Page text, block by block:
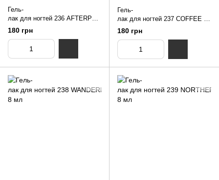
Гель-
лак для ногтей 236 AFTERPAR
TY NUB 8 мл
180 грн
Гель-
лак для ногтей 237 COFFEE B
EAN NUB 8 мл
180 грн